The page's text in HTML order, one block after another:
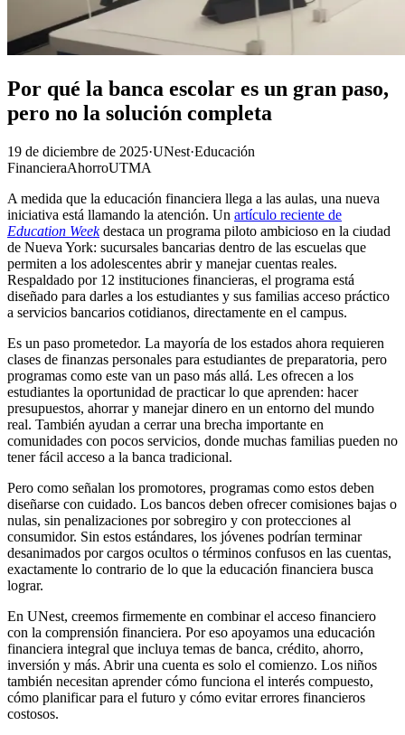
Por qué la banca escolar es un gran paso,
pero no la solución completa
19 de diciembre de 2025·UNest·Educación
FinancieraAhorroUTMA
A medida que la educación financiera llega a las aulas, una nueva
iniciativa está llamando la atención. Un artículo reciente de
Education Weekdestaca un programa piloto ambicioso en la ciudad
de Nueva York: sucursales bancarias dentro de las escuelas que
permiten a los adolescentes abrir y manejar cuentas reales.
Respaldado por 12 instituciones financieras, el programa está
diseñado para darles a los estudiantes y sus familias acceso práctico
a servicios bancarios cotidianos, directamente en el campus.
Es un paso prometedor. La mayoría de los estados ahora requieren
clases de finanzas personales para estudiantes de preparatoria, pero
programas como este van un paso más allá. Les ofrecen a los
estudiantes la oportunidad de practicar lo que aprenden: hacer
presupuestos, ahorrar y manejar dinero en un entorno del mundo
real. También ayudan a cerrar una brecha importante en
comunidades con pocos servicios, donde muchas familias pueden no
tener fácil acceso a la banca tradicional.
Pero como señalan los promotores, programas como estos deben
diseñarse con cuidado. Los bancos deben ofrecer comisiones bajas o
nulas, sin penalizaciones por sobregiro y con protecciones al
consumidor. Sin estos estándares, los jóvenes podrían terminar
desanimados por cargos ocultos o términos confusos en las cuentas,
exactamente lo contrario de lo que la educación financiera busca
lograr.
En UNest, creemos firmemente en combinar el acceso financiero
con la comprensión financiera. Por eso apoyamos una educación
financiera integral que incluya temas de banca, crédito, ahorro,
inversión y más. Abrir una cuenta es solo el comienzo. Los niños
también necesitan aprender cómo funciona el interés compuesto,
cómo planificar para el futuro y cómo evitar errores financieros
costosos.